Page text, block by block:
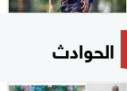
الحوادث